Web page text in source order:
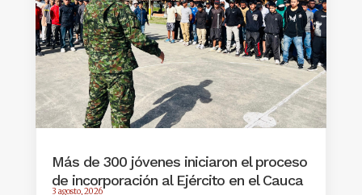
Más de 300 jóvenes iniciaron el proceso
de incorporación al Ejército en el Cauca
3 agosto, 2026